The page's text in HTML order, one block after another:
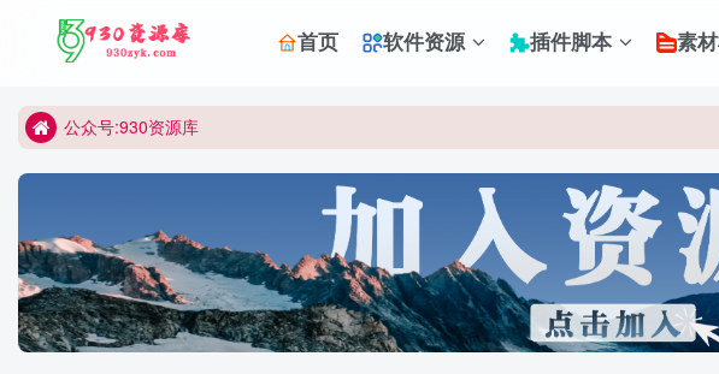
首页 软件资源 插件脚本 素
公众号:930资源库